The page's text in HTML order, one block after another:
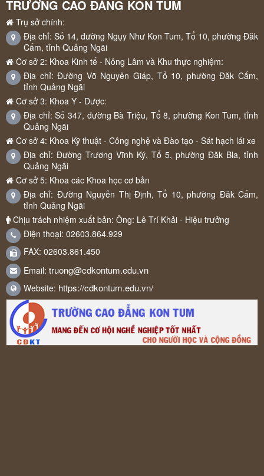
TRƯỜNG CAO ĐẲNG KON TUM
Trụ sở chính:
Địa chỉ: Số 14, đường Ngụy Như Kon Tum, Tổ 10, phường Đăk
Cấm, tỉnh Quảng Ngãi
Cơ sở 2: Khoa Kinh tế - Nông Lâm và Khu thực nghiệm:
Địa chỉ: Đường Võ Nguyên Giáp, Tổ 10, phường Đăk Cấm,
tỉnh Quảng Ngãi
Cơ sở 3: Khoa Y - Dược:
Địa chỉ: Số 347, đường Bà Triệu, Tổ 8, phường Kon Tum, tỉnh
Quảng Ngãi
Cơ sở 4: Khoa Kỹ thuật - Công nghệ và Đào tạo - Sát hạch lái xe
Địa chỉ: Đường Trương Vĩnh Ký, Tổ 5, phường Đăk Bla, tỉnh
Quảng Ngãi
Cơ sở 5: Khoa các Khoa học cơ bản
Địa chỉ: Đường Nguyễn Thị Định, Tổ 10, phường Đăk Cấm,
tỉnh Quảng Ngãi
Chịu trách nhiệm xuất bản: Ông: Lê Trí Khải - Hiệu trưởng
Điện thoại: 02603.864.929
FAX: 02603.861.450
Email: truong@cdkontum.edu.vn
Website: https://cdkontum.edu.vn/